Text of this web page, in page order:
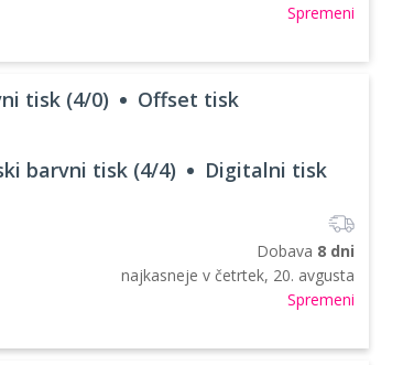
Spremeni
tisk (4/0) Offset tisk
barvni tisk (4/4) Digitalni tisk
Dobava 8 dni
najkasneje v četrtek, 20. avgusta
Spremeni